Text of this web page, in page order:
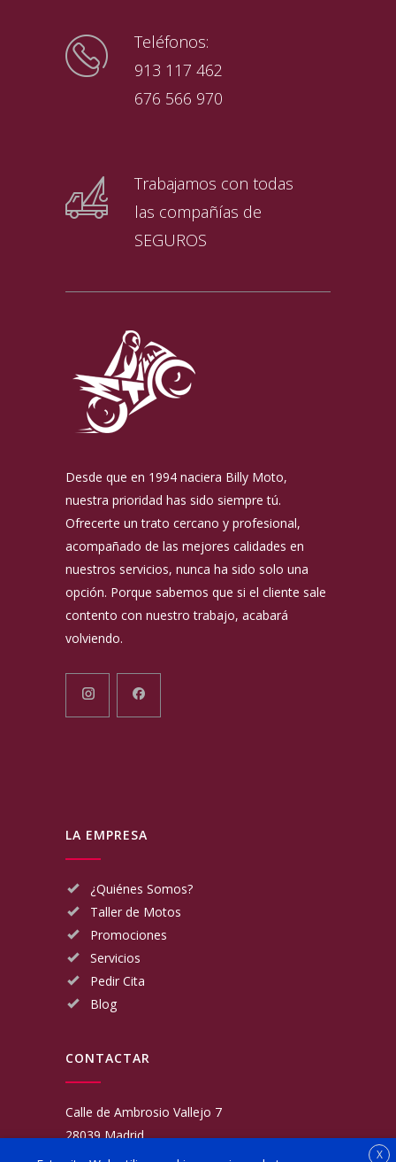
Teléfonos:
913 117 462
676 566 970
Trabajamos con todas
las compañías de
SEGUROS
Desde que en 1994 naciera Billy Moto,
nuestra prioridad has sido siempre tú.
Ofrecerte un trato cercano y profesional,
acompañado de las mejores calidades en
nuestros servicios, nunca ha sido solo una
opción. Porque sabemos que si el cliente sale
contento con nuestro trabajo, acabará
volviendo.
LA EMPRESA
¿Quiénes Somos?
Taller de Motos
Promociones
Servicios
Pedir Cita
Blog
CONTACTAR
Calle de Ambrosio Vallejo 7
28039 Madrid
Fijo:
913 117 462 X